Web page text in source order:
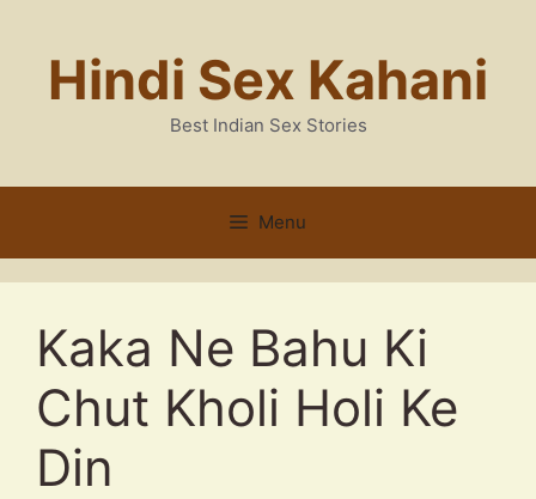
contentHindi Sex Kahani
Best Indian Sex Stories
Menu
Kaka Ne Bahu Ki
Chut Kholi Holi Ke
Din